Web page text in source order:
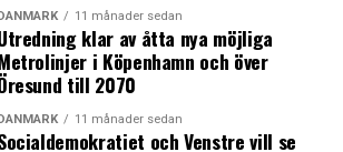
11 månader sedan
klar av åtta nya möjliga
i Köpenhamn och över
till 2070
11 månader sedan
och Venstre vill se